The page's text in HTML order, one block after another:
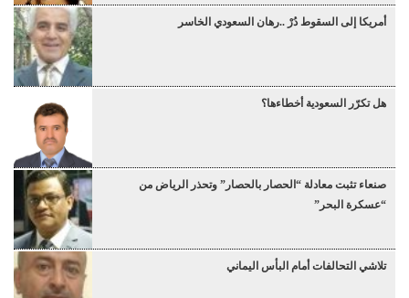
أمريكا إلى السقوط دُرْ ..رهان السعودي الخاسر
هل تكرّر السعودية أخطاءها؟
صنعاء تثبت معادلة “الحصار بالحصار” وتحذر الرياض من
“عسكرة البحر”
تلاشي التحالفات أمام البأس اليماني